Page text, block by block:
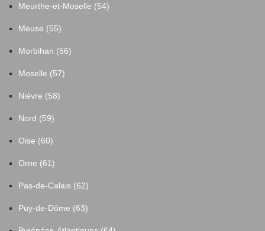
Meurthe-et-Moselle (54)
Meuse (55)
Morbihan (56)
Moselle (57)
Nièvre (58)
Nord (59)
Oise (60)
Orne (61)
Pas-de-Calais (62)
Puy-de-Dôme (63)